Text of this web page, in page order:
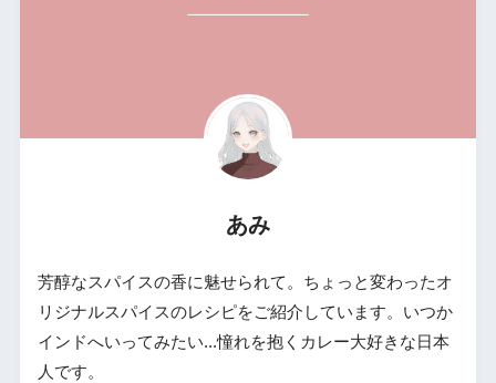
あみ
芳醇なスパイスの香に魅せられて。ちょっと変わったオ
リジナルスパイスのレシピをご紹介しています。いつか
インドへいってみたい...憧れを抱くカレー大好きな日本
人です。